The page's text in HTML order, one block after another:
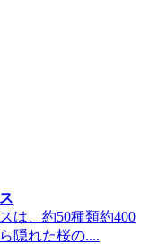
は、約50種類約400
隠れた桜の....